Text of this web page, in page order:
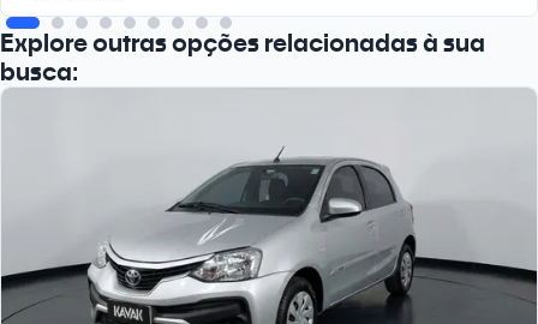
Explore outras opções relacionadas à sua
busca: